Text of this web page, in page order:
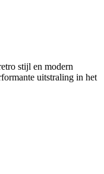
stijl en modern
uitstraling in het